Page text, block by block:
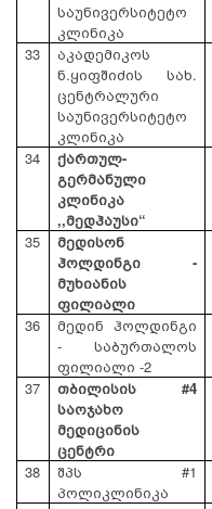
საუნივერსიტეტო
კლინიკა
33
აკადემიკოს
ნ.ყიფშიძის სახ.
ცენტრალური
საუნივერსიტეტო
კლინიკა
34
ქართულ-
გერმანული
კლინიკა
,,მედჰაუსი“
35
მედისონ
ჰოლდინგი -
მუხიანის
ფილიალი
36
მედინ ჰოლდინგი
- საბურთალოს
ფილიალი -2
37
თბილისის #4
საოჯახო
მედიცინის
ცენტრი
38
შპს #1
პოლიკლინიკა